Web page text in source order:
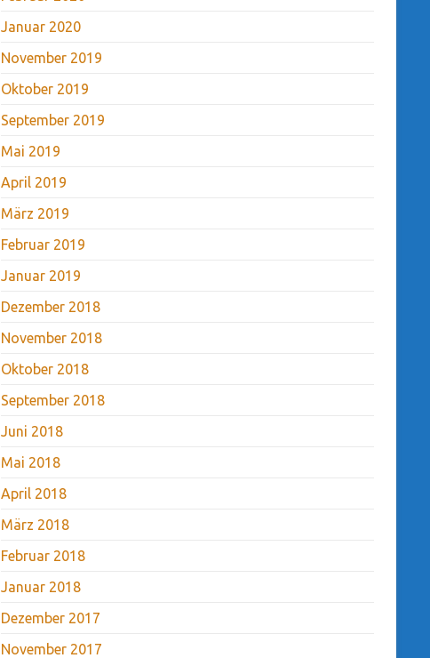
Januar 2020
November 2019
Oktober 2019
September 2019
Mai 2019
April 2019
März 2019
Februar 2019
Januar 2019
Dezember 2018
November 2018
Oktober 2018
September 2018
Juni 2018
Mai 2018
April 2018
März 2018
Februar 2018
Januar 2018
Dezember 2017
November 2017